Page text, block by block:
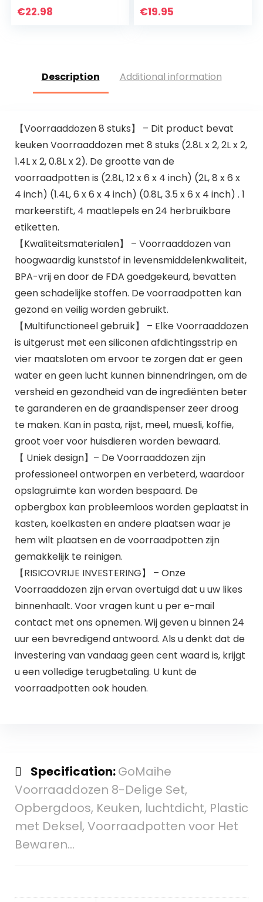
Trays
€22.98
Plastic Voedsel
€19.95
Description Additional information
【Voorraaddozen 8 stuks】 – Dit product bevat
keuken Voorraaddozen met 8 stuks (2.8L x 2, 2L x 2,
1.4L x 2, 0.8L x 2). De grootte van de
voorraadpotten is (2.8L, 12 x 6 x 4 inch) (2L, 8 x 6 x
4 inch) (1.4L, 6 x 6 x 4 inch) (0.8L, 3.5 x 6 x 4 inch) . 1
markeerstift, 4 maatlepels en 24 herbruikbare
etiketten.
【Kwaliteitsmaterialen】 – Voorraaddozen van
hoogwaardig kunststof in levensmiddelenkwaliteit,
BPA-vrij en door de FDA goedgekeurd, bevatten
geen schadelijke stoffen. De voorraadpotten kan
gezond en veilig worden gebruikt.
【Multifunctioneel gebruik】 – Elke Voorraaddozen
is uitgerust met een siliconen afdichtingsstrip en
vier maatsloten om ervoor te zorgen dat er geen
water en geen lucht kunnen binnendringen, om de
versheid en gezondheid van de ingrediënten beter
te garanderen en de graandispenser zeer droog
te maken. Kan in pasta, rijst, meel, muesli, koffie,
groot voer voor huisdieren worden bewaard.
【 Uniek design】– De Voorraaddozen zijn
professioneel ontworpen en verbeterd, waardoor
opslagruimte kan worden bespaard. De
opbergbox kan probleemloos worden geplaatst in
kasten, koelkasten en andere plaatsen waar je
hem wilt plaatsen en de voorraadpotten zijn
gemakkelijk te reinigen.
【RISICOVRIJE INVESTERING】 – Onze
Voorraaddozen zijn ervan overtuigd dat u uw likes
binnenhaalt. Voor vragen kunt u per e-mail
contact met ons opnemen. Wij geven u binnen 24
uur een bevredigend antwoord. Als u denkt dat de
investering van vandaag geen cent waard is, krijgt
u een volledige terugbetaling. U kunt de
voorraadpotten ook houden.
Specification:GoMaihe
Voorraaddozen 8-Delige Set,
Opbergdoos, Keuken, luchtdicht, Plastic
met Deksel, Voorraadpotten voor Het
Bewaren…